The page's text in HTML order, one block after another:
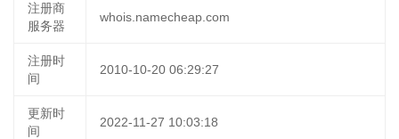
注册商
服务器
whois.namecheap.com
注册时
间
2010-10-20 06:29:27
更新时
间
2022-11-27 10:03:18